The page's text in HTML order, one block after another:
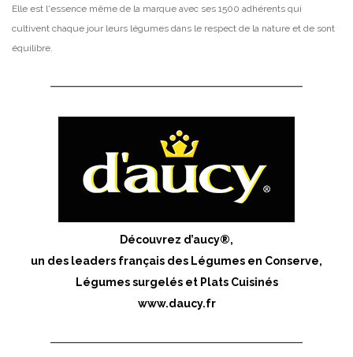
Elle est l'essence même de la marque avec ses 1500 adhérents qui
cultivent chaque jour leurs légumes dans le respect de la nature et de sont
équilibre.
Découvrez d’aucy®,
un des leaders français des Légumes en Conserve,
Légumes surgelés et Plats Cuisinés
www.daucy.fr